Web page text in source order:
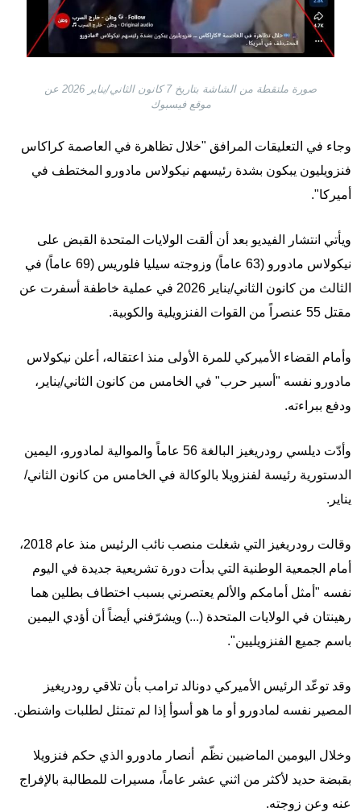
صورة ملتقطة من الشاشة بتاريخ 7 كانون الثاني/يناير 2026 عن
موقع فيسبوك
وجاء في التعليقات المرافق "خلال تظاهرة في العاصمة كراكاس
فنزويليون يبكون بشدة رئيسهم نيكولاس مادورو المختطف في
أميركا".
ويأتي انتشار الفيديو بعد أن ألقت الولايات المتحدة القبض على
نيكولاس مادورو (63 عاماً) وزوجته سيليا فلوريس (69 عاماً) في
الثالث من كانون الثاني/يناير 2026 في عملية خاطفة أسفرت عن
مقتل 55 عنصراً من القوات الفنزويلية والكوبية.
وأمام القضاء الأميركي للمرة الأولى منذ اعتقاله، أعلن نيكولاس
مادورو نفسه "أسير حرب" في الخامس من كانون الثاني/يناير،
ودفع ببراءته.
وأدّت ديلسي رودريغيز البالغة 56 عاماً والموالية لمادورو، اليمين
الدستورية رئيسة لفنزويلا بالوكالة في الخامس من كانون الثاني/
يناير.
وقالت رودريغيز التي شغلت منصب نائب الرئيس منذ عام 2018،
أمام الجمعية الوطنية التي بدأت دورة تشريعية جديدة في اليوم
نفسه "أمثل أمامكم والألم يعتصرني بسبب اختطاف بطلين هما
رهينتان في الولايات المتحدة (...) ويشرّفني أيضاً أن أؤدي اليمين
باسم جميع الفنزويليين".
وقد توعّد الرئيس الأميركي دونالد ترامب بأن تلاقي رودريغيز
المصير نفسه لمادورو أو ما هو أسوأ إذا لم تمتثل لطلبات واشنطن.
وخلال اليومين الماضيين نظّم أنصار مادورو الذي حكم فنزويلا
بقبضة حديد لأكثر من اثني عشر عاماً، مسيرات للمطالبة بالإفراج
عنه وعن زوجته.